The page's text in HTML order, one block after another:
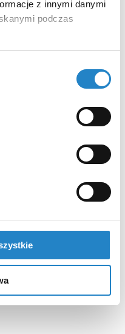
z innymi danymi
podczas